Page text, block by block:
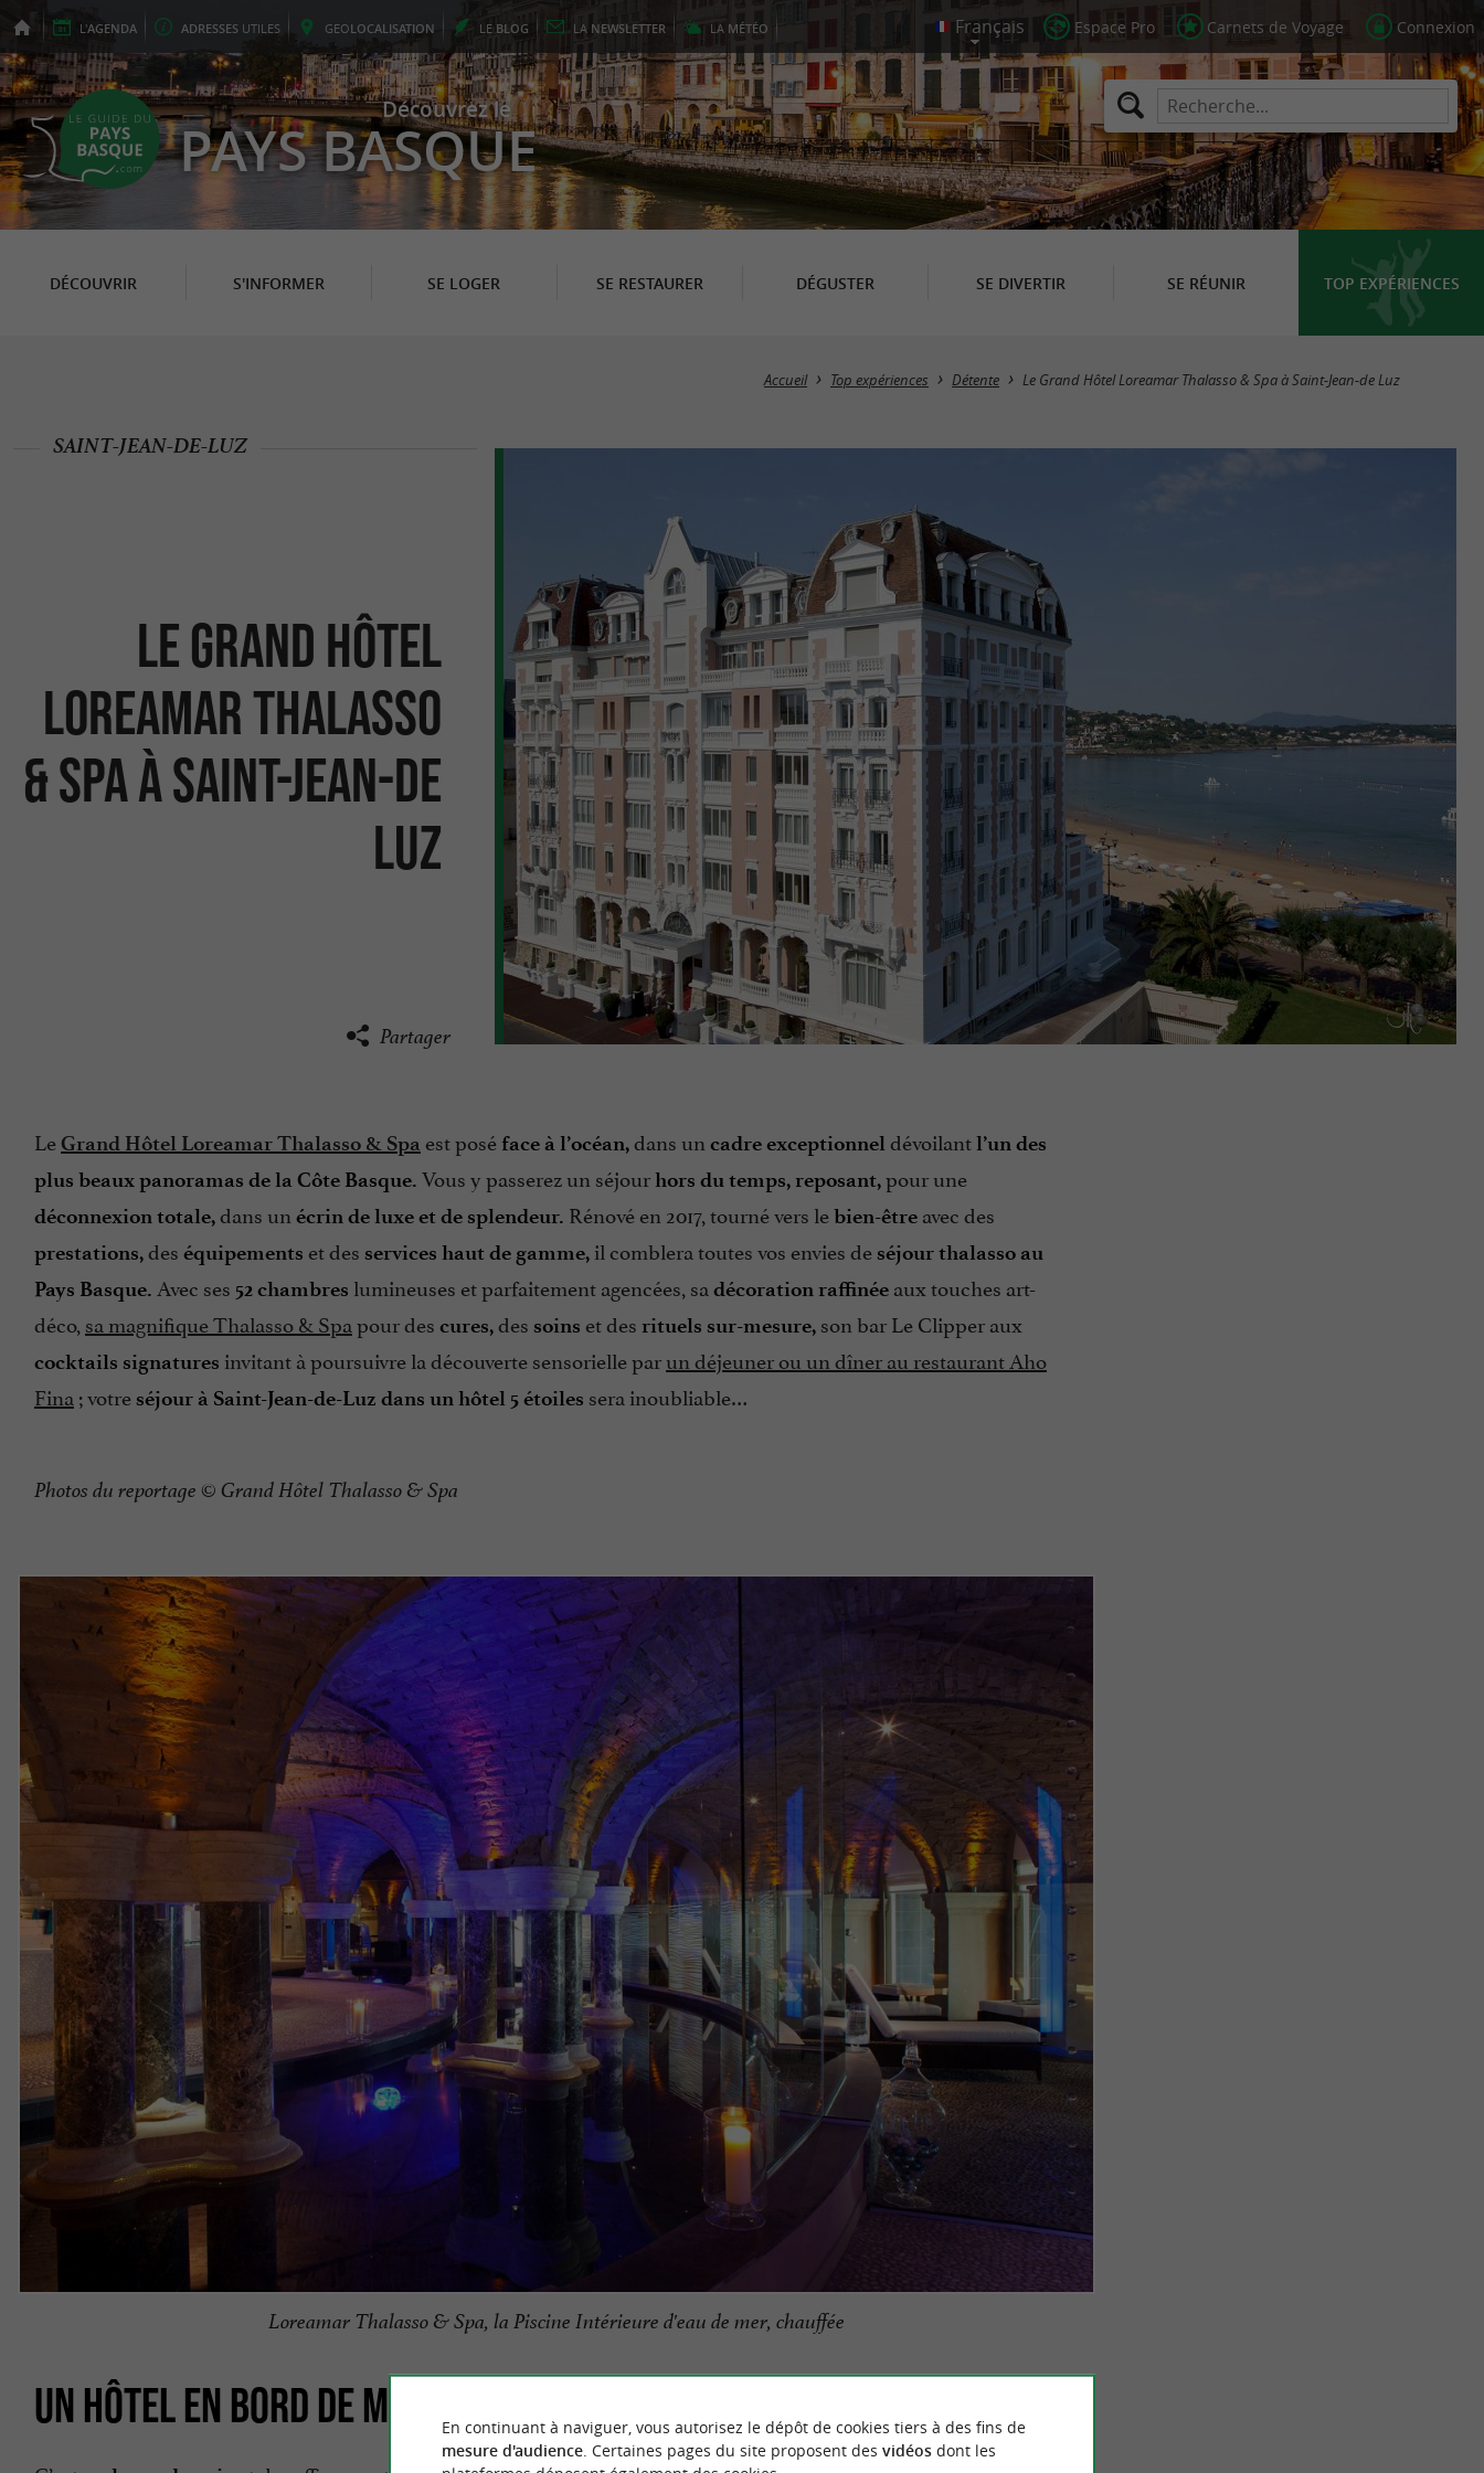
L'AGENDA ADRESSES UTILES GEOLOCALISATION LE BLOG LA NEWSLETTER LA MÉTÉO Espace Pro Carnets de Voyage Connexion
Découvrez le
PAYS BASQUE
DÉCOUVRIR S'INFORMER SE LOGER SE RESTAURER DÉGUSTER SE DIVERTIR SE RÉUNIR TOP EXPÉRIENCES
Accueil Top expériences Détente Le Grand Hôtel Loreamar Thalasso & Spa à Saint-Jean-de Luz
Le Grand Hôtel
Loreamar Thalasso
& Spa à Saint-Jean-de
Luz
SAINT-JEAN-DE-LUZ
Partager
Le Grand Hôtel Loreamar Thalasso & Spa est posé face à l’océan,dans un cadre exceptionnel dévoilantl’un des
plus beaux panoramas de la Côte Basque. Vous y passerez un séjourhors du temps, reposant,pour une
déconnexion totale,dans un écrin de luxe et de splendeur. Rénové en 2017, tourné vers lebien-être avec des
prestations,des équipements et des services haut de gamme, il comblera toutes vos envies de séjour thalasso au
Pays Basque. Avec ses 52 chambres lumineuses et parfaitement agencées, sa décoration raffinée aux touches art-
déco, sa magnifique Thalasso & Spapour des cures,des soins et des rituels sur-mesure, son bar Le Clipper aux
cocktails signatures invitant à poursuivre la découverte sensorielle parun déjeuner ou un dîner au restaurant Aho
Fina ; votre séjour à Saint-Jean-de-Luz dans un hôtel 5 étoiles sera inoubliable…
Photos du reportage © Grand Hôtel Thalasso & Spa
Loreamar Thalasso & Spa, la Piscine Intérieure d'eau de mer, chauffée
UN HÔTEL EN BORD DE MER À SAINT-JEAN-DE-LUZEn continuant à naviguer, vous autorisez le dépôt de cookies tiers à des fins de
mesure d'audience. Certaines pages du site proposent des vidéosdont les